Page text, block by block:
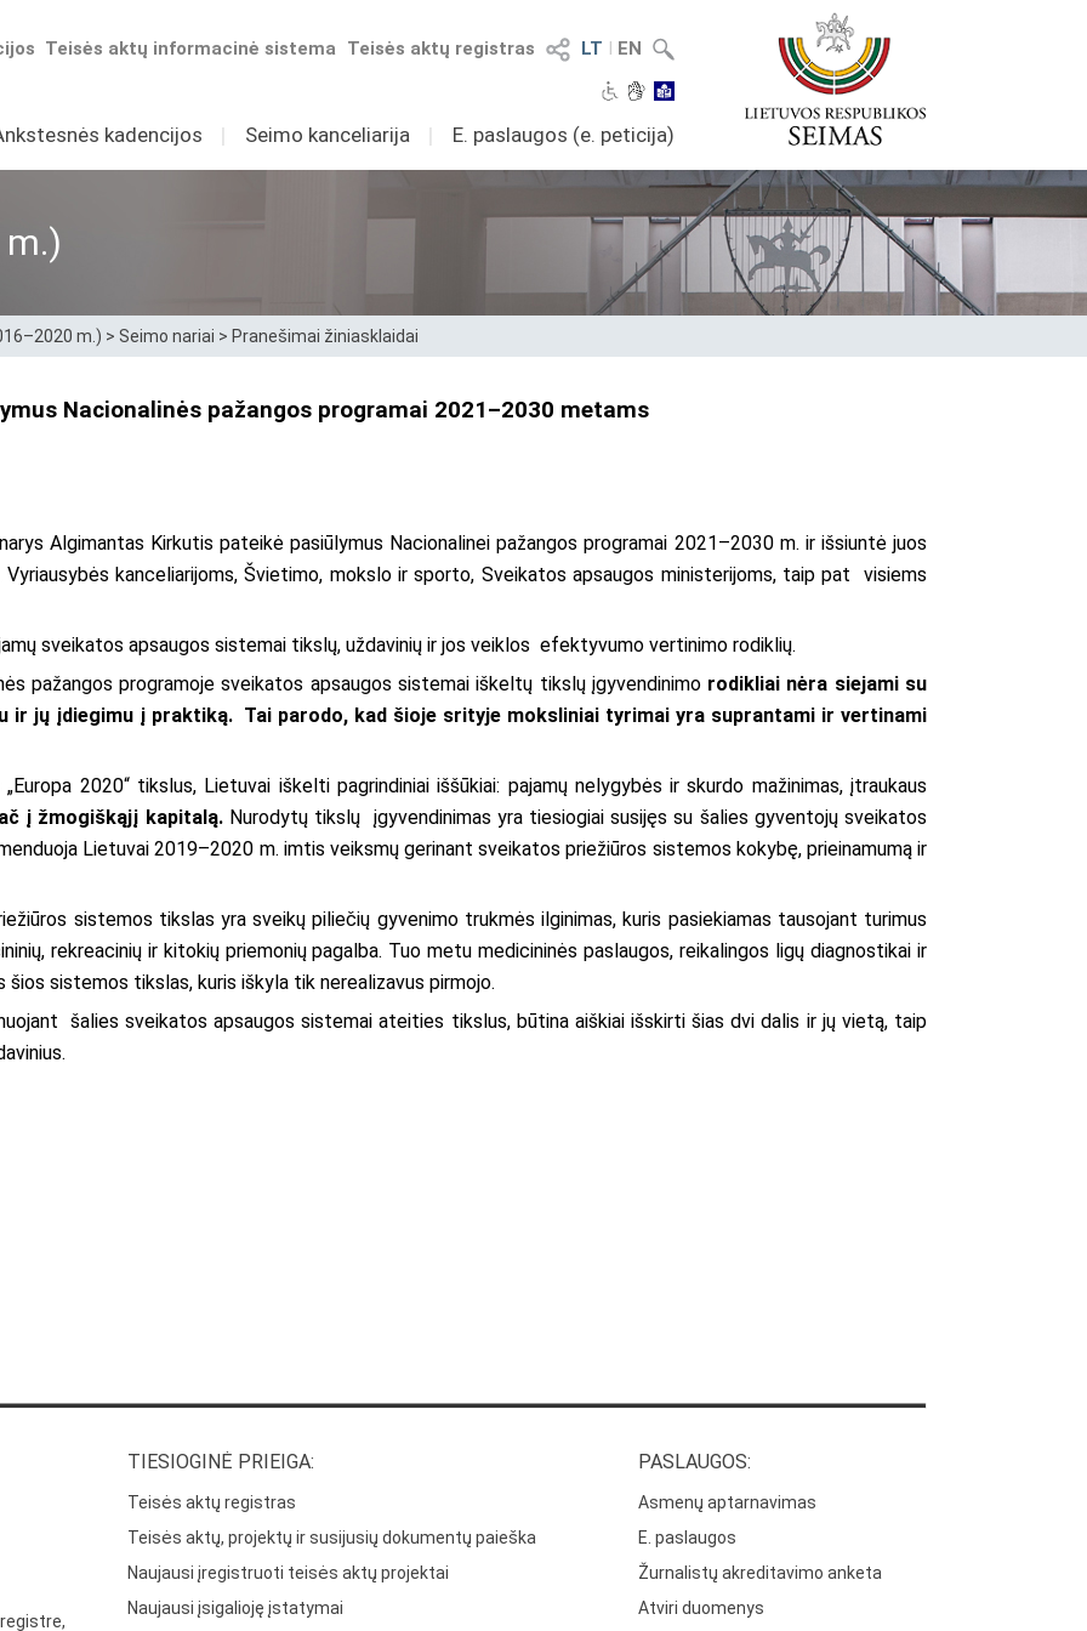
LT I EN
Teisės aktų registras
Teisės aktų informacinė sistema
kadencijos I Seimo kanceliarija I E. paslaugos (e. peticija)
m.) > Seimo nariai > Pranešimai žiniasklaidai
Nacionalinės pažangos programai 2021–2030 metams
Algimantas Kirkutis pateikė pasiūlymus Nacionalinei pažangos programai 2021–2030 m. ir išsiuntė juos
kanceliarijoms, Švietimo, mokslo ir sporto, Sveikatos apsaugos ministerijoms, taip pat visiems
sveikatos apsaugos sistemai tikslų, uždavinių ir jos veiklos efektyvumo vertinimo rodiklių.
pažangos programoje sveikatos apsaugos sistemai iškeltų tikslų įgyvendinimo rodikliai nėra siejami su
ir jų įdiegimu į praktiką. Tai parodo, kad šioje srityje moksliniai tyrimai yra suprantami ir vertinami
2020“ tikslus, Lietuvai iškelti pagrindiniai iššūkiai: pajamų nelygybės ir skurdo mažinimas, įtraukaus
į žmogiškąjį kapitalą.Nurodytų tikslų įgyvendinimas yra tiesiogiai susijęs su šalies gyventojų sveikatos
Lietuvai 2019–2020 m. imtis veiksmų gerinant sveikatos priežiūros sistemos kokybę, prieinamumą ir
sistemos tikslas yra sveikų piliečių gyvenimo trukmės ilginimas, kuris pasiekiamas tausojant turimus
rekreacinių ir kitokių priemonių pagalba. Tuo metu medicininės paslaugos, reikalingos ligų diagnostikai ir
šios sistemos tikslas, kuris iškyla tik nerealizavus pirmojo.
šalies sveikatos apsaugos sistemai ateities tikslus, būtina aiškiai išskirti šias dvi dalis ir jų vietą, taip
TIESIOGINĖ PRIEIGA:
Teisės aktų registras
Teisės aktų, projektų ir susijusių dokumentų paieška
Naujausi įregistruoti teisės aktų projektai
Naujausi įsigalioję įstatymai
PASLAUGOS:
Asmenų aptarnavimas
E. paslaugos
Žurnalistų akreditavimo anketa
Atviri duomenys